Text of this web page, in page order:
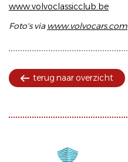
www.volvoclassicclub.be
Foto's via www.volvocars.com
terug naar overzicht